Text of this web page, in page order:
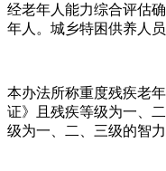
经老年人能力综合评估
年人。城乡特困供养人
本办法所称重度残疾老
证》且残疾等级为一、
级为一、二、三级的智力